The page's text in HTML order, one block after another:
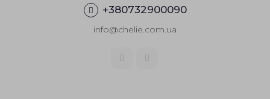
+380732900090
info@chelie.com.ua